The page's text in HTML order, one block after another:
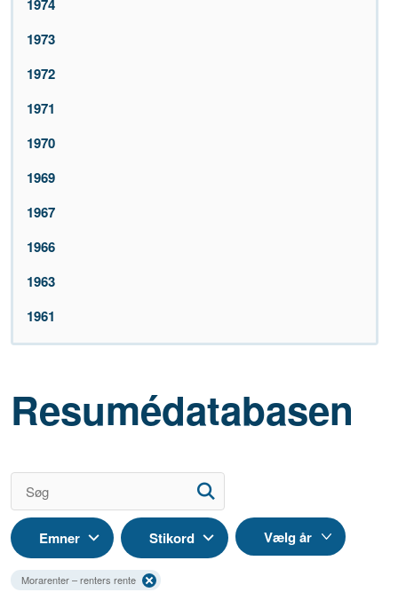
1974
1973
1972
1971
1970
1969
1967
1966
1963
1961
Resumédatabasen
Emner Stikord
Morarenter – renters rente